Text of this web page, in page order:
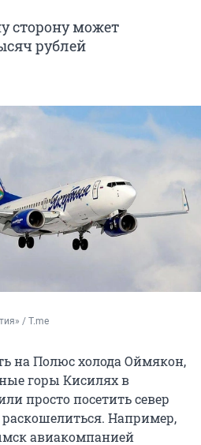
сторону может
рублей
/ T.me
на Полюс холода Оймякон,
горы Кисилях в
просто посетить север
раскошелиться. Например,
авиакомпанией